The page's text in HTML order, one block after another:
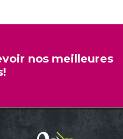
nos meilleures